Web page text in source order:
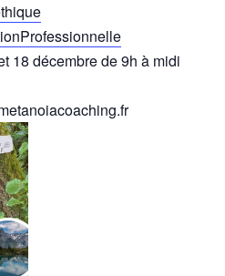
18 décembre de 9h à midi